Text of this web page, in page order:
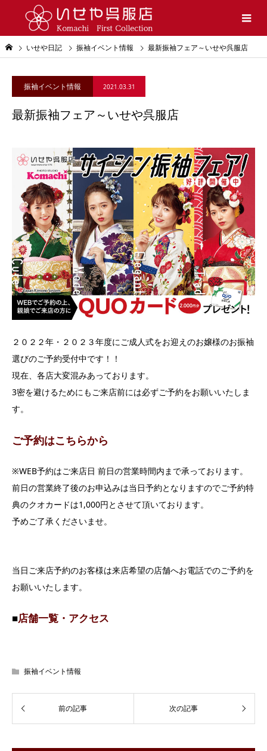
いせや日記 振袖イベント情報 最新振袖フェア～いせや呉服店
振袖イベント情報 2021.03.31
最新振袖フェア～いせや呉服店
２０２２年・２０２３年度にご成人式をお迎えのお嬢様のお振袖
選びのご予約受付中です！！
現在、各店大変混みあっております。
3密を避けるためにもご来店前には必ずご予約をお願いいたしま
す。
ご予約はこちらから
※WEB予約はご来店日 前日の営業時間内まで承っております。
前日の営業終了後のお申込みは当日予約となりますのでご予約特
典のクオカードは1,000円とさせて頂いております。
予めご了承くださいませ。
当日ご来店予約のお客様は来店希望の店舗へお電話でのご予約を
お願いいたします。
■店舗一覧・アクセス
振袖イベント情報